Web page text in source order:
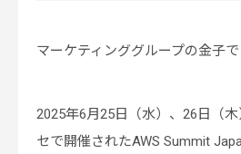
マーケティンググループの金子で
2025年6月25日（水）、26日（
セで開催されたAWS Summit